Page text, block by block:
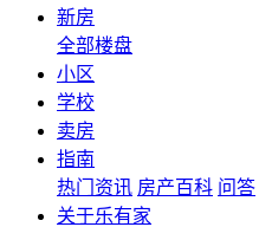
新房
全部楼盘
小区
学校
卖房
指南
热门资讯 房产百科 问答
关于乐有家